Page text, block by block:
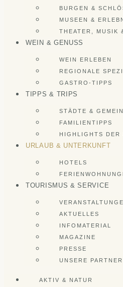
BURGEN &
MUSEEN &
THEATER, MUSIK
WEIN & GENUSS
WEIN ERLEBEN
REGIONALE
GASTRO-TIPPS
TIPPS & TRIPS
STÄDTE &
FAMILIENTIPPS
HIGHLIGHTS DER
URLAUB & UNTERKUNFT
HOTELS
TOURISMUS & SERVICE
AKTUELLES
INFOMATERIAL
MAGAZINE
PRESSE
UNSERE PARTNER
AKTIV & NATUR